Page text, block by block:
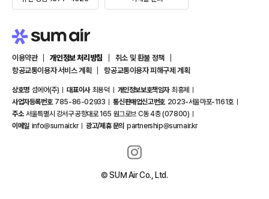
이용약관 개인정보 처리방침
취소 및 환불 정책
항공교통이용자 서비스 계획
항공교통이용자 피해구제 계획
상호명 섬에어(주) 대표이사 최용덕 개인정보보호책임자 최홍제
사업자등록번호 785-86-02933 통신판매업신고번호 2023-서울마포-1161호
주소 서울특별시 강서구 공항대로 165 원그로브 C동 4층 (07800)
이메일 info@sumair.kr 광고/제휴 문의 partnership@sumair.kr
© SUM Air Co., Ltd.